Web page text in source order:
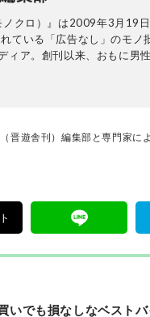
ノクロ）』は2009年3月19日
ている「広告なし」のモノ
ィア。創刊以来、おもに男
で日々の検証・記事制作を
晋遊舎刊）編集部と専門家に
いでも損なしなベスト